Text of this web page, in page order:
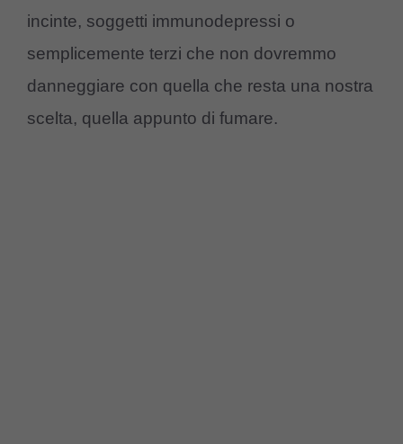
incinte, soggetti immunodepressi o
semplicemente terzi che non dovremmo
danneggiare con quella che resta una nostra
scelta, quella appunto di fumare.